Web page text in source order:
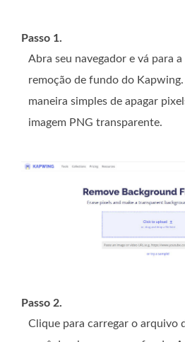
Passo 1.
Abra seu navegador e vá para a
remoção de fundo do
maneira simples de apagar
imagem PNG transparente.
Passo 2.
Clique para carregar o arquivo